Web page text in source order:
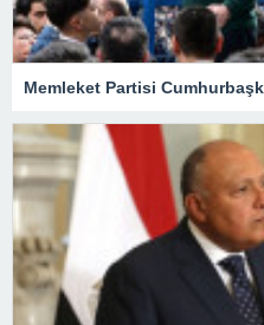
Memleket Partisi